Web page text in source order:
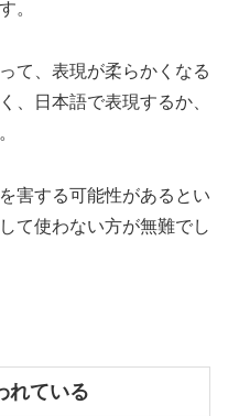
。
て、表現が柔らかくなる
、日本語で表現するか、
害する可能性があるとい
て使わない方が無難でし
れている